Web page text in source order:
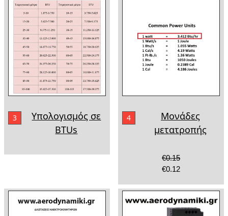
3
Υπολογισμός σε
BTUs
4
Μονάδες
μετατροπής
€0.15
€0.12